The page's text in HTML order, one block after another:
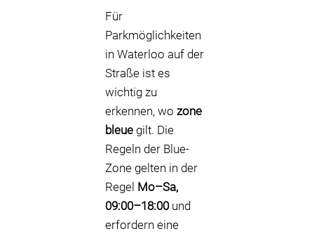
Für
Parkmöglichkeiten
in Waterloo auf der
Straße ist es
wichtig zu
erkennen, wo zone
bleue gilt. Die
Regeln der Blue-
Zone gelten in der
Regel Mo–Sa,
09:00–18:00und
erfordern eine